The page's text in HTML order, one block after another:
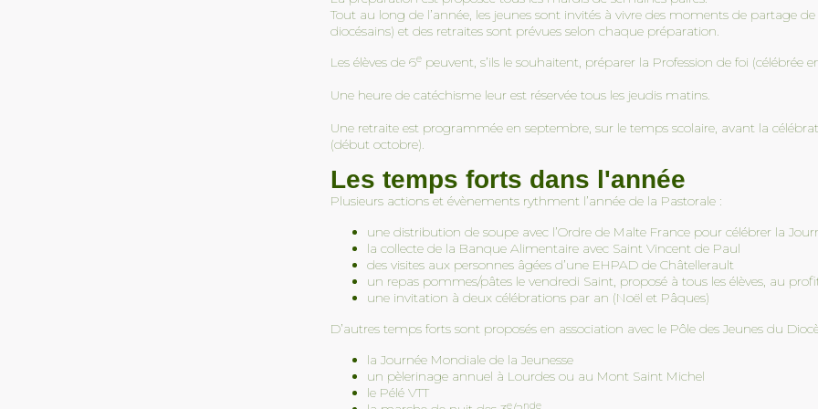
le dimanche des Rameaux et nous
conduit jusqu’à la joie de la
semaine pour se souvenir du
Nos élèves et l’équipe pédagogique
de l’école ont porté avec fierté des
chaussettes dépareillées pour afficher
leur soutien à l’inclusion. ​Les
chaussettes dépareillées sont un
symbole fort de notre diversité.
Nous avons
nos plus beaux
pédagogique.
découvrez Un
inspirant pour nos
Tout au long de l’année, les jeunes sont invités à vivre des moments de partage
diocésains) et des retraites sont prévues selon chaque préparation.
Les élèves de 6epeuvent, s’ils le souhaitent, préparer la Profession de foi (célébrée
Une heure de catéchisme leur est réservée tous les jeudis matins.
Une retraite est programmée en septembre, sur le temps scolaire, avant la
(début octobre).
Les temps forts dans l'année
Plusieurs actions et évènements rythment l’année de la Pastorale :
une distribution de soupe avec l’Ordre de Malte France pour célébrer la
la collecte de la Banque Alimentaire avec Saint Vincent de Paul
des visites aux personnes âgées d’une EHPAD de Châtellerault
un repas pommes/pâtes le vendredi Saint, proposé à tous les élèves, au
une invitation à deux célébrations par an (Noël et Pâques)
D’autres temps forts sont proposés en association avec le Pôle des Jeunes du
la Journée Mondiale de la Jeunesse
un pèlerinage annuel à Lourdes ou au Mont Saint Michel
le Pélé VTT
e nde